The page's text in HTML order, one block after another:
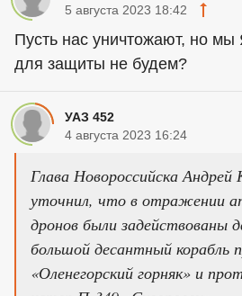
5 августа 2023 18:42
Пусть нас уничтожают, но мы
для защиты не будем?
УАЗ 452
4 августа 2023 16:24
Глава Новороссийска Андрей
уточнил, что в отражении
дронов были задействованы
большой десантный корабль
«Оленегорский горняк» и